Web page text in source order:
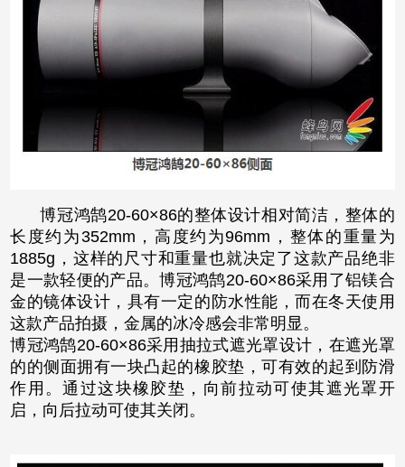
博冠鸿鹄20-60×86的整体设计相对简洁，整体的
长度约为352mm，高度约为96mm，整体的重量为
1885g，这样的尺寸和重量也就决定了这款产品绝非
是一款轻便的产品。博冠鸿鹄20-60×86采用了铝镁合
金的镜体设计，具有一定的防水性能，而在冬天使用
这款产品拍摄，金属的冰冷感会非常明显。
博冠鸿鹄20-60×86采用抽拉式遮光罩设计，在遮光罩
的的侧面拥有一块凸起的橡胶垫，可有效的起到防滑
作用。通过这块橡胶垫，向前拉动可使其遮光罩开
启，向后拉动可使其关闭。